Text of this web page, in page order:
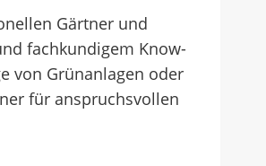
Gärtner und
fachkundigem Know-
von Grünanlagen oder
für anspruchsvollen